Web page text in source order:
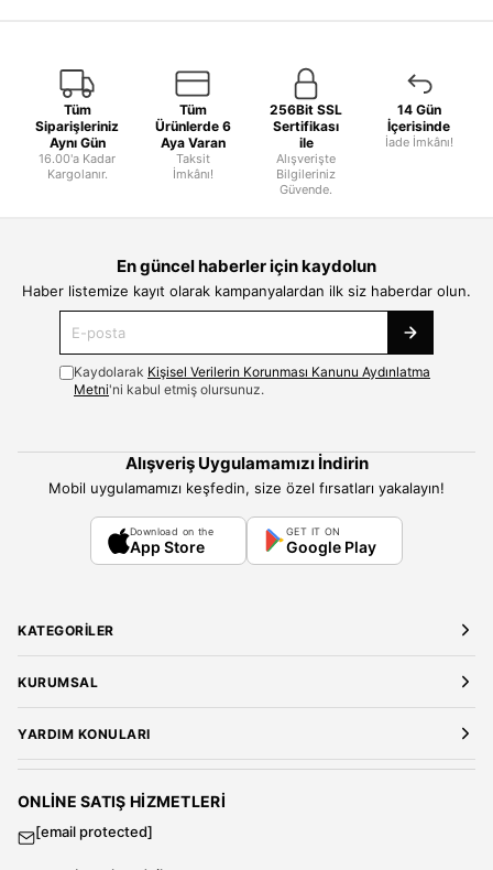
Tüm
Siparişleriniz
Aynı Gün
16.00'a Kadar
Kargolanır.
Tüm
Ürünlerde 6
Aya Varan
Taksit
İmkânı!
256Bit SSL
Sertifikası
ile
Alışverişte
Bilgileriniz
Güvende.
14 Gün
İçerisinde
İade İmkânı!
En güncel haberler için kaydolun
Haber listemize kayıt olarak kampanyalardan ilk siz haberdar olun.
Kaydolarak Kişisel Verilerin Korunması Kanunu Aydınlatma
Metni'ni kabul etmiş olursunuz.
Alışveriş Uygulamamızı İndirin
Mobil uygulamamızı keşfedin, size özel fırsatları yakalayın!
Download on the
App Store
GET IT ON
Google Play
KATEGORILER
Bluz
Gömlek
T-Shirt
Tulum
KURUMSAL
Mağazalarımız
Gizlilik ve Güvenlik
YARDIM KONULARI
Üyelik Sözleşmesi
Kargo ve Teslimat
Satış Sözleşmesi
Banka Hesap Bilgileri
ONLINE SATIŞ HIZMETLERI
[email protected]